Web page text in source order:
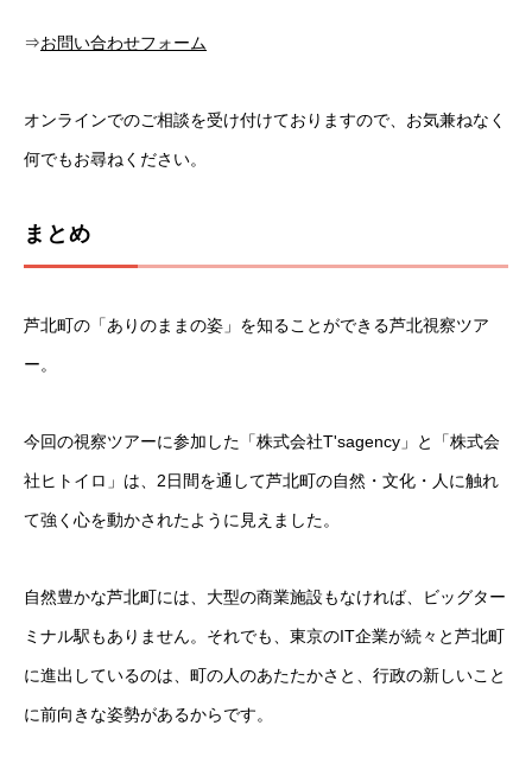
⇒お問い合わせフォーム
オンラインでのご相談を受け付けておりますので、お気兼ねなく
何でもお尋ねください。
まとめ
芦北町の「ありのままの姿」を知ることができる芦北視察ツア
ー。
今回の視察ツアーに参加した「株式会社T'sagency」と「株式会
社ヒトイロ」は、2日間を通して芦北町の自然・文化・人に触れ
て強く心を動かされたように見えました。
自然豊かな芦北町には、大型の商業施設もなければ、ビッグター
ミナル駅もありません。それでも、東京のIT企業が続々と芦北町
に進出しているのは、町の人のあたたかさと、行政の新しいこと
に前向きな姿勢があるからです。